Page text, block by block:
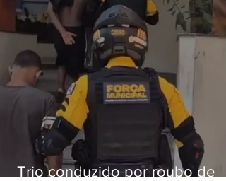
Trio conduzido por roubo de